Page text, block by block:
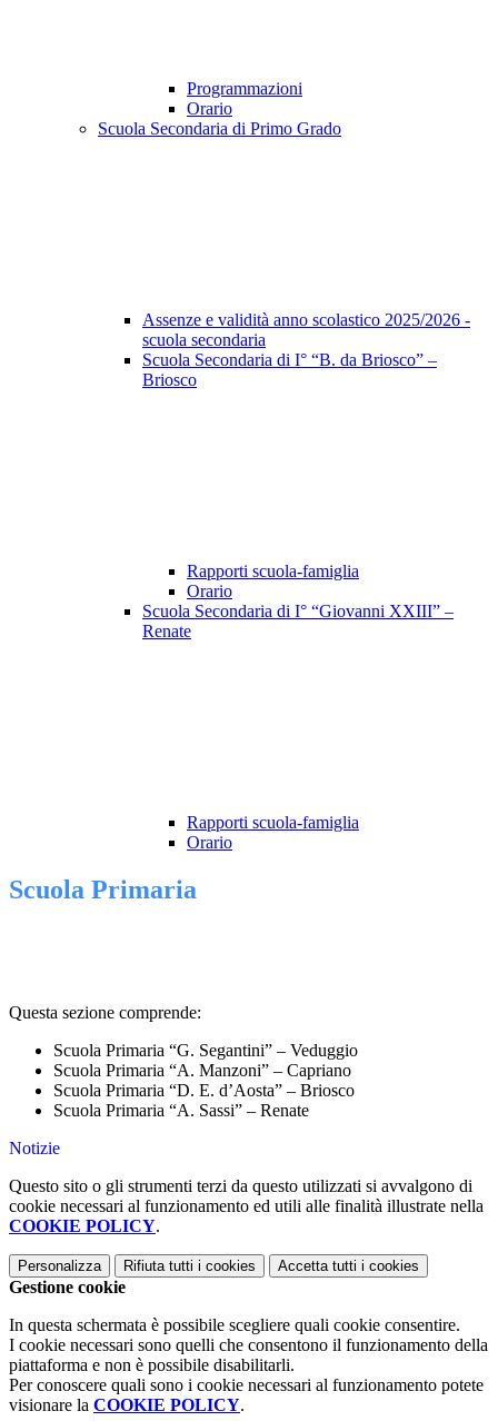
Programmazioni
Orario
Scuola Secondaria di Primo Grado
Assenze e validità anno scolastico 2025/2026 -
scuola secondaria
Scuola Secondaria di I° “B. da Briosco” –
Briosco
Rapporti scuola-famiglia
Orario
Scuola Secondaria di I° “Giovanni XXIII” –
Renate
Rapporti scuola-famiglia
Orario
Scuola Primaria
Questa sezione comprende:
Scuola Primaria “G. Segantini” – Veduggio
Scuola Primaria “A. Manzoni” – Capriano
Scuola Primaria “D. E. d’Aosta” – Briosco
Scuola Primaria “A. Sassi” – Renate
Notizie
Questo sito o gli strumenti terzi da questo utilizzati si avvalgono di
cookie necessari al funzionamento ed utili alle finalità illustrate nella
COOKIE POLICY.
Personalizza Rifiuta tutti i cookies Accetta tutti i cookies
Gestione cookie
In questa schermata è possibile scegliere quali cookie consentire.
I cookie necessari sono quelli che consentono il funzionamento della
piattaforma e non è possibile disabilitarli.
Per conoscere quali sono i cookie necessari al funzionamento potete
visionare la COOKIE POLICY.